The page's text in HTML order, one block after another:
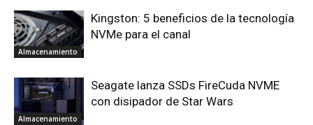
Almacenamiento
Kingston: 5 beneficios de la tecnología
NVMe para el canal
Almacenamiento
Seagate lanza SSDs FireCuda NVME
con disipador de Star Wars